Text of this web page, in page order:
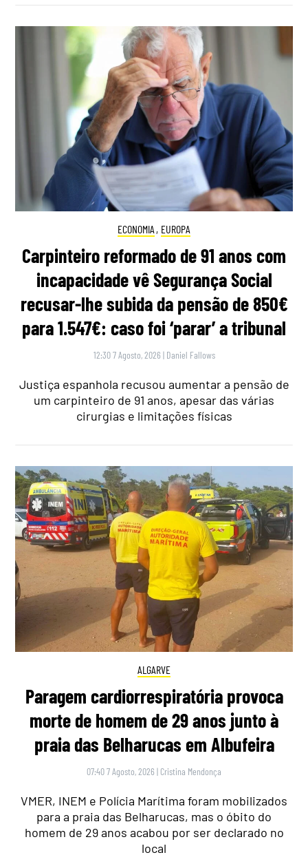
ECONOMIA , EUROPA
Carpinteiro reformado de 91 anos com
incapacidade vê Segurança Social
recusar-lhe subida da pensão de 850€
para 1.547€: caso foi ‘parar’ a tribunal
12:30 7 Agosto, 2026 | Daniel Fallows
Justiça espanhola recusou aumentar a pensão de
um carpinteiro de 91 anos, apesar das várias
cirurgias e limitações físicas
ALGARVE
Paragem cardiorrespiratória provoca
morte de homem de 29 anos junto à
praia das Belharucas em Albufeira
07:40 7 Agosto, 2026 | Cristina Mendonça
VMER, INEM e Polícia Marítima foram mobilizados
para a praia das Belharucas, mas o óbito do
homem de 29 anos acabou por ser declarado no
local